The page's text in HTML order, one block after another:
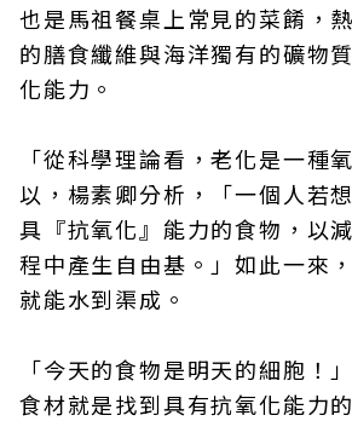
也是馬祖餐桌上常見的菜餚，
的膳食纖維與海洋獨有的礦物
化能力。
「從科學理論看，老化是一種
以，楊素卿分析，「一個人若
具『抗氧化』能力的食物，以
程中產生自由基。」如此一來
就能水到渠成。
「今天的食物是明天的細胞！
食材就是找到具有抗氧化能力